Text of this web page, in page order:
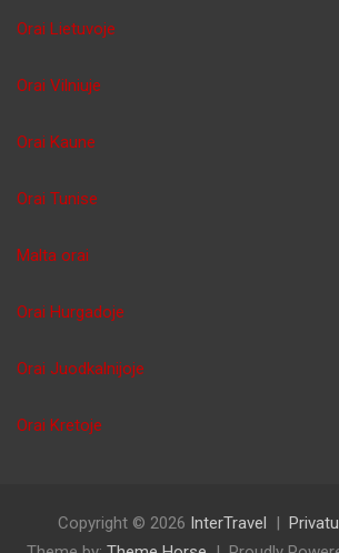
Orai Lietuvoje
Orai Vilniuje
Orai Kaune
Orai Tunise
Malta orai
Orai Hurgadoje
Orai Juodkalnijoje
Orai Kretoje
Copyright © 2026 InterTravel